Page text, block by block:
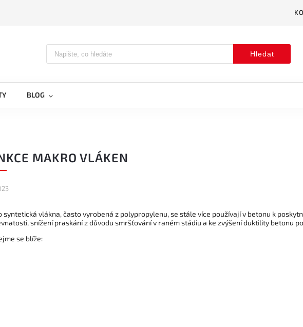
Hledat
BLOG
MAKRO VLÁKEN
syntetická vlákna, často vyrobená z polypropylenu, se stále více používají v betonu k
snížení praskání z důvodu smršťování v raném stádiu a ke zvýšení duktility betonu
se blíže: